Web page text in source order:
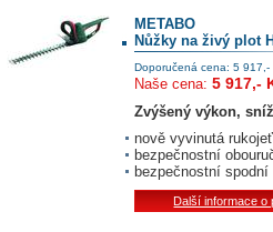
METABO
Nůžky na živý plot
Doporučená cena: 5 917,-
Naše cena: 5 917,-
Zvýšený výkon,
nově vyvinutá
bezpečnostní
bezpečnostní spodní
Další informace o